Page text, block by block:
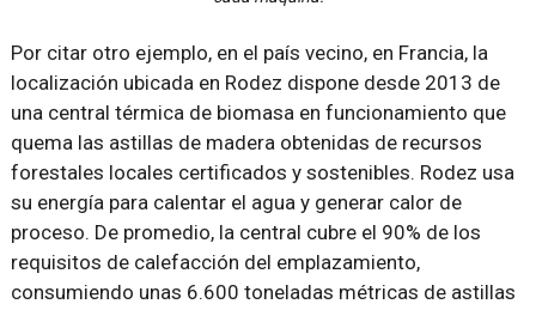
Por citar otro ejemplo, en el país vecino, en Francia, la
localización ubicada en Rodez dispone desde 2013 de
una central térmica de biomasa en funcionamiento que
quema las astillas de madera obtenidas de recursos
forestales locales certificados y sostenibles. Rodez usa
su energía para calentar el agua y generar calor de
proceso. De promedio, la central cubre el 90% de los
requisitos de calefacción del emplazamiento,
consumiendo unas 6.600 toneladas métricas de astillas